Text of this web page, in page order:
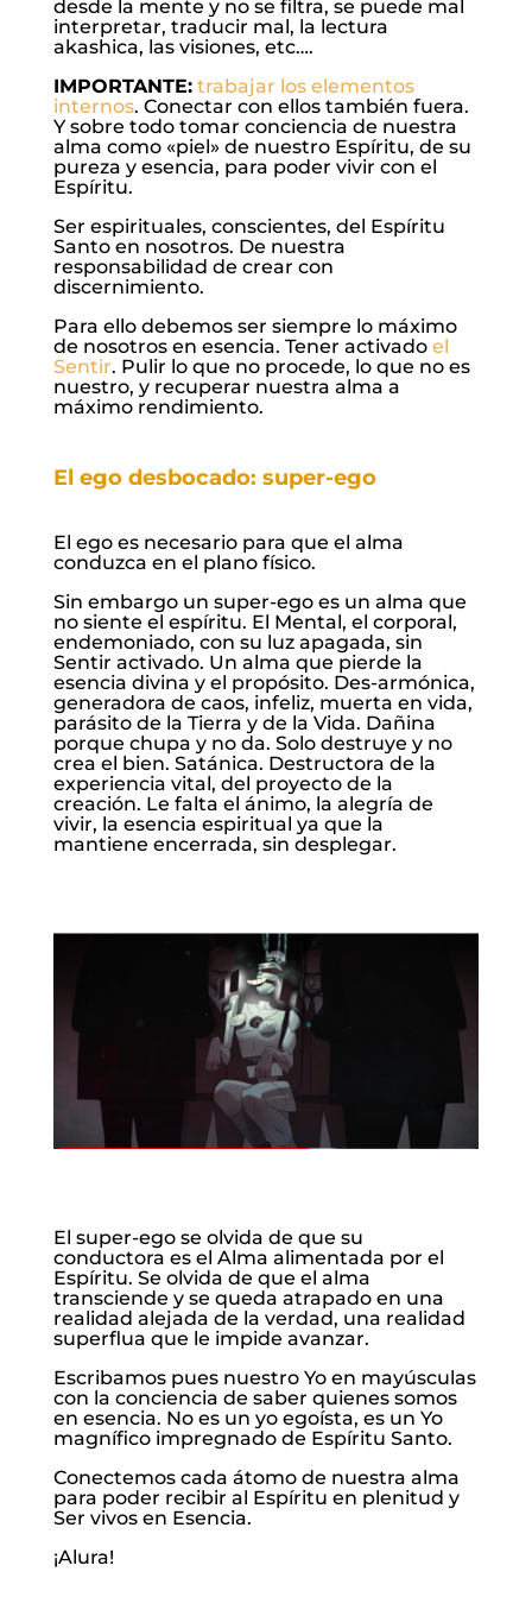
desde la mente y no se filtra, se puede mal
interpretar, traducir mal, la lectura
akashica, las visiones, etc….
IMPORTANTE:trabajar los elementos
internos. Conectar con ellos también fuera.
Y sobre todo tomar conciencia de nuestra
alma como «piel» de nuestro Espíritu, de su
pureza y esencia, para poder vivir con el
Espíritu.
Ser espirituales, conscientes, del Espíritu
Santo en nosotros. De nuestra
responsabilidad de crear con
discernimiento.
Para ello debemos ser siempre lo máximo
de nosotros en esencia. Tener activado el
Sentir. Pulir lo que no procede, lo que no es
nuestro, y recuperar nuestra alma a
máximo rendimiento.
El ego desbocado: super-ego
El ego es necesario para que el alma
conduzca en el plano físico.
Sin embargo un super-ego es un alma que
no siente el espíritu. El Mental, el corporal,
endemoniado, con su luz apagada, sin
Sentir activado. Un alma que pierde la
esencia divina y el propósito. Des-armónica,
generadora de caos, infeliz, muerta en vida,
parásito de la Tierra y de la Vida. Dañina
porque chupa y no da. Solo destruye y no
crea el bien. Satánica. Destructora de la
experiencia vital, del proyecto de la
creación. Le falta el ánimo, la alegría de
vivir, la esencia espiritual ya que la
mantiene encerrada, sin desplegar.
El super-ego se olvida de que su
conductora es el Alma alimentada por el
Espíritu. Se olvida de que el alma
transciende y se queda atrapado en una
realidad alejada de la verdad, una realidad
superflua que le impide avanzar.
Escribamos pues nuestro Yo en mayúsculas
con la conciencia de saber quienes somos
en esencia. No es un yo egoísta, es un Yo
magnífico impregnado de Espíritu Santo.
Conectemos cada átomo de nuestra alma
para poder recibir al Espíritu en plenitud y
Ser vivos en Esencia.
¡Alura!